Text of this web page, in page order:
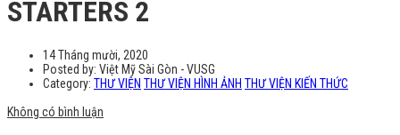
STARTERS 2
14 Tháng mười, 2020
Posted by: Việt Mỹ Sài Gòn - VUSG
Category: THƯ VIỆN THƯ VIỆN HÌNH ẢNH THƯ VIỆN KIẾN THỨC
Không có bình luận